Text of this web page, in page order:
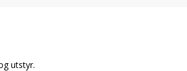
utstyr.